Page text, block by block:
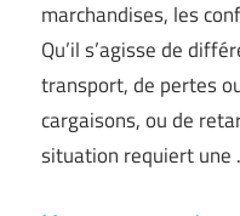
marchandises, les
Qu’il s’agisse de
transport, de pertes
cargaisons, ou de
situation requiert une